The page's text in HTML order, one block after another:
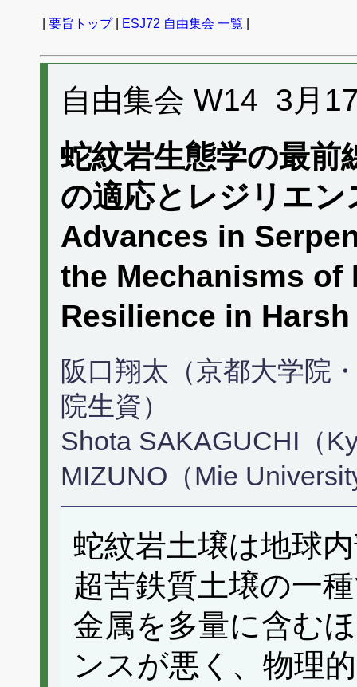
要旨トップ| ESJ72 自由集会 一覧
自由集会 W14 3月
蛇紋岩生態学の最前
の適応とレジリエ
Advances in
the Mechanisms of
Resilience in
阪口翔太（京都大学院
院生資）
Shota SAKAGUCHI（
MIZUNO（Mie
蛇紋岩土壌は地球
超苦鉄質土壌の一
金属を多量に含む
ンスが悪く、物理